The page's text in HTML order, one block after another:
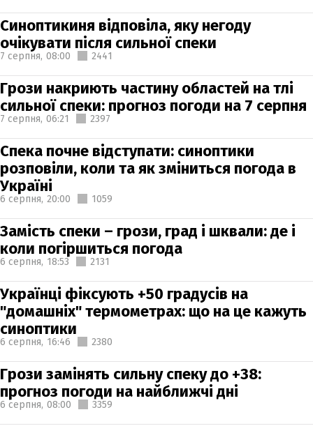
Синоптикиня відповіла, яку негоду
очікувати після сильної спеки
7 серпня, 08:00 2441
Грози накриють частину областей на тлі
сильної спеки: прогноз погоди на 7 серпня
7 серпня, 06:21 2397
Спека почне відступати: синоптики
розповіли, коли та як зміниться погода в
Україні
6 серпня, 20:00 1059
Замість спеки – грози, град і шквали: де і
коли погіршиться погода
6 серпня, 18:53 2131
Українці фіксують +50 градусів на
"домашніх" термометрах: що на це кажуть
синоптики
6 серпня, 16:46 2380
Грози замінять сильну спеку до +38:
прогноз погоди на найближчі дні
6 серпня, 08:00 3359